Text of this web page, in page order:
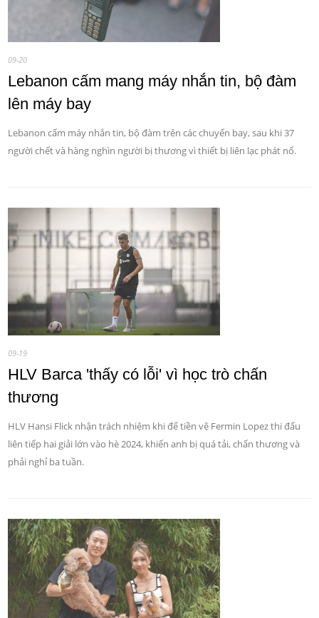
09-20
Lebanon cấm mang máy nhắn tin, bộ đàm
lên máy bay
Lebanon cấm máy nhắn tin, bộ đàm trên các chuyến bay, sau khi 37
người chết và hàng nghìn người bị thương vì thiết bị liên lạc phát nổ.
09-19
HLV Barca 'thấy có lỗi' vì học trò chấn
thương
HLV Hansi Flick nhận trách nhiệm khi để tiền vệ Fermin Lopez thi đấu
liên tiếp hai giải lớn vào hè 2024, khiến anh bị quá tải, chấn thương và
phải nghỉ ba tuần.